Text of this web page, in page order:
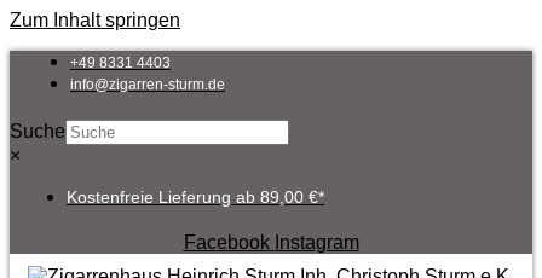
Zum Inhalt springen
+49 8331 4403
info@zigarren-sturm.de
Suche
×
Kostenfreie Lieferung ab 89,00 €*
Facebook Instagram